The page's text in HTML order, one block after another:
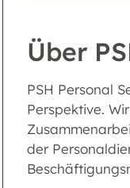
Über
PSH Personal
Perspektive.
der